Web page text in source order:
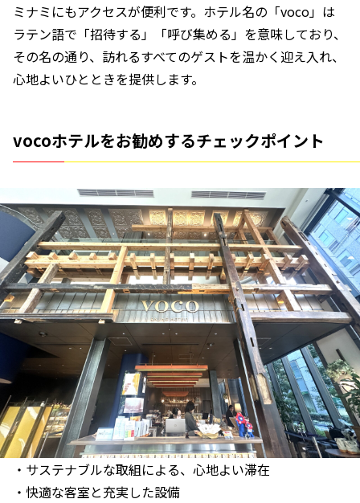
ミナミにもアクセスが便利です。ホテル名の「voco」は
ラテン語で「招待する」「呼び集める」を意味しており、
その名の通り、訪れるすべてのゲストを温かく迎え入れ、
心地よいひとときを提供します。
vocoホテルをお勧めするチェックポイント
・サステナブルな取組による、心地よい滞在
・快適な客室と充実した設備